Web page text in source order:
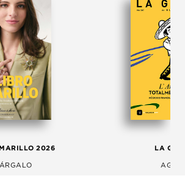
2026 LA